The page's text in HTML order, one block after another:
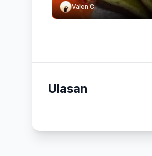
Valen C.
Ulasan